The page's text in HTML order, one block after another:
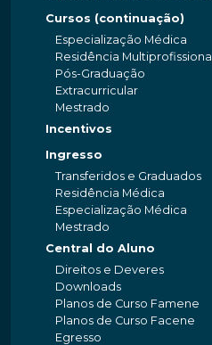
Cursos (continuação)
Especialização Médica
Residência Multiprofissional
Pós-Graduação
Extracurricular
Mestrado
Incentivos
Ingresso
Transferidos e Graduados
Residência Médica
Especialização Médica
Mestrado
Central do Aluno
Direitos e Deveres
Downloads
Planos de Curso Famene
Planos de Curso Facene
Egresso